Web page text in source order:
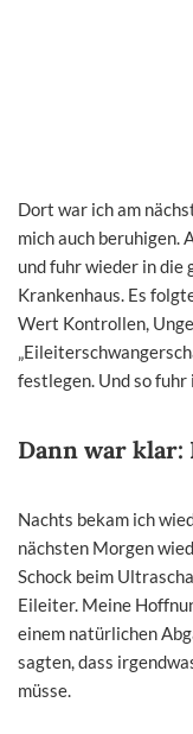
Dort war ich am
mich auch beruhigen.
und fuhr wieder in die
Krankenhaus. Es
Wert Kontrollen,
festlegen. Und so fuhr
Dann war
Nachts bekam ich
nächsten Morgen
Schock beim
Eileiter. Meine
einem natürlichen
sagten, dass
müsse.